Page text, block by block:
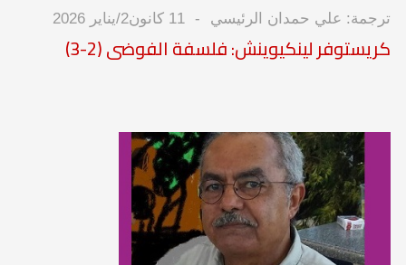
ترجمة: علي حمدان الرئيسي 11 كانون2/يناير 2026
كريستوفر لينكيوينش: فلسفة الفوضى (2-3)